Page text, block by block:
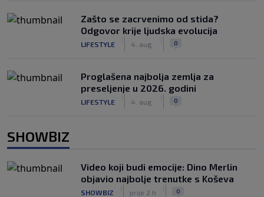
Zašto se zacrvenimo od stida?
Odgovor krije ljudska evolucija
LIFESTYLE 4. aug. 0
Proglašena najbolja zemlja za
preseljenje u 2026. godini
LIFESTYLE 4. aug. 0
SHOWBIZ
Video koji budi emocije: Dino Merlin
objavio najbolje trenutke s Koševa
SHOWBIZ prije 2 h 0